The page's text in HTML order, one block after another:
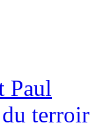
Paul
terroir